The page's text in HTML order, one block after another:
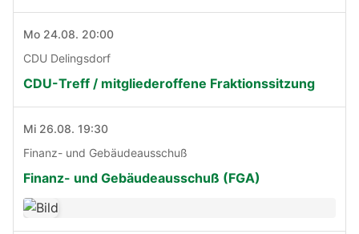
Mo 24.08. 20:00
CDU Delingsdorf
CDU-Treff / mitgliederoffene Fraktionssitzung
Mi 26.08. 19:30
Finanz- und Gebäudeausschuß
Finanz- und Gebäudeausschuß (FGA)